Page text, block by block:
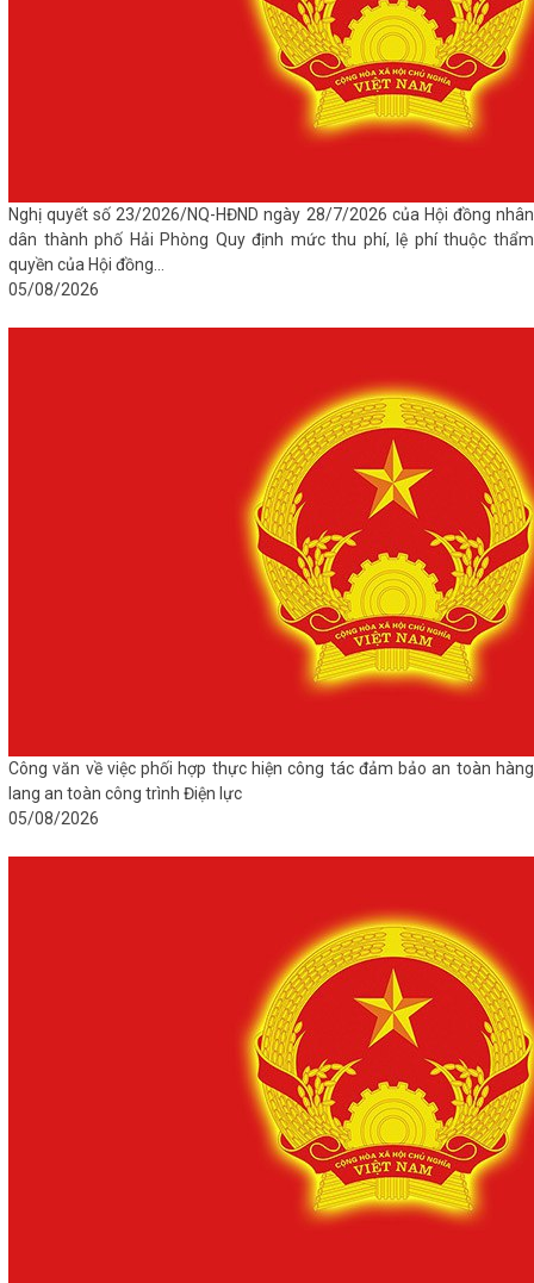
Nghị quyết số 23/2026/NQ-HĐND ngày 28/7/2026 của Hội đồng nhân
dân thành phố Hải Phòng Quy định mức thu phí, lệ phí thuộc thẩm
quyền của Hội đồng...
05/08/2026
Công văn về việc phối hợp thực hiện công tác đảm bảo an toàn hàng
lang an toàn công trình Điện lực
05/08/2026